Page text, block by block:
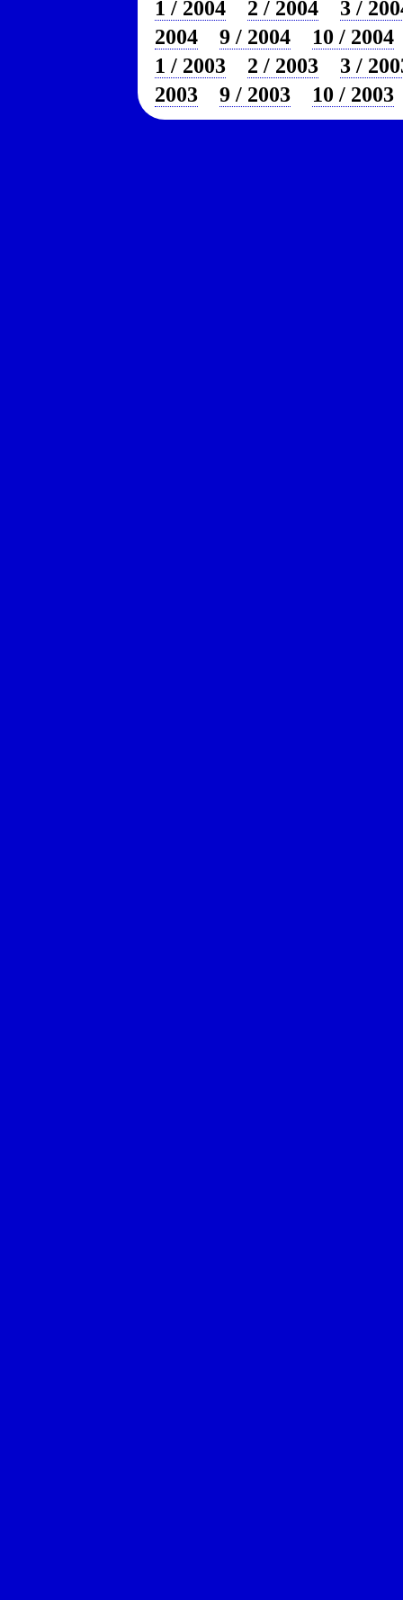
1 / 2004 2 / 2004
3 /
2004
9 / 2004
10 / 2004
1 / 2003
2 / 2003
3 /
2003
9 / 2003 10 / 2003